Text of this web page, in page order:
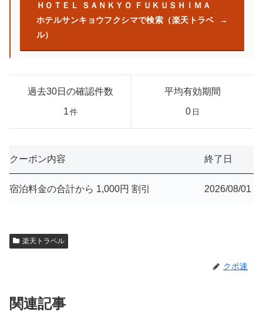
ＨＯＴＥＬ ＳＡＮＫＹＯ ＦＵＫＵＳＨＩＭＡ
ホテルサンキョウフクシマで検索（楽天トラベ
ル）
過去30日の確認件数
1 件
平均有効期間
0 日
クーポン内容 終了日
宿泊料金の合計から 1,000円 割引 2026/08/01
楽天トラベル
クポ速
関連記事